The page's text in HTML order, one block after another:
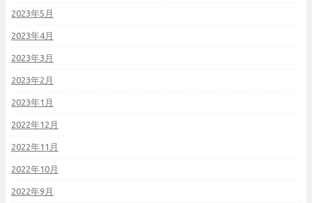
2023年5月
2023年4月
2023年3月
2023年2月
2023年1月
2022年12月
2022年11月
2022年10月
2022年9月